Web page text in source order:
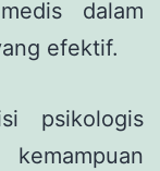
dalam
efektif.
psikologis